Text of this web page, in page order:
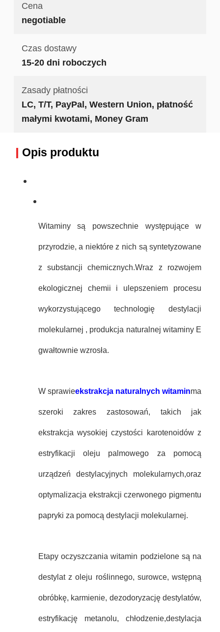
Cena
negotiable
Czas dostawy
15-20 dni roboczych
Zasady płatności
LC, T/T, PayPal, Western Union, płatność
małymi kwotami, Money Gram
Opis produktu
Witaminy są powszechnie występujące w
przyrodzie, a niektóre z nich są syntetyzowane
z substancji chemicznych.Wraz z rozwojem
ekologicznej chemii i ulepszeniem procesu
wykorzystującego technologię destylacji
molekularnej , produkcja naturalnej witaminy E
gwałtownie wzrosła.
W sprawieekstrakcja naturalnych witaminma
szeroki zakres zastosowań, takich jak
ekstrakcja wysokiej czystości karotenoidów z
estryfikacji oleju palmowego za pomocą
urządzeń destylacyjnych molekularnych,oraz
optymalizacja ekstrakcji czerwonego pigmentu
papryki za pomocą destylacji molekularnej.
Etapy oczyszczania witamin podzielone są na
destylat z oleju roślinnego, surowce, wstępną
obróbkę, karmienie, dezodoryzację destylatów,
estryfikację metanolu, chłodzenie,destylacja